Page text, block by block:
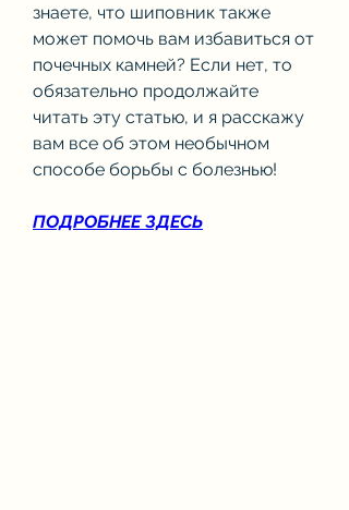
знаете, что шиповник также
может помочь вам избавиться от
почечных камней? Если нет, то
обязательно продолжайте
читать эту статью, и я расскажу
вам все об этом необычном
способе борьбы с болезнью!
ПОДРОБНЕЕ ЗДЕСЬ